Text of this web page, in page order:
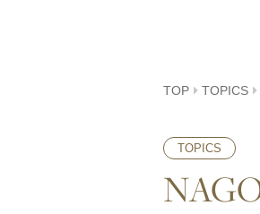
TOP TOPICS
TOPICS